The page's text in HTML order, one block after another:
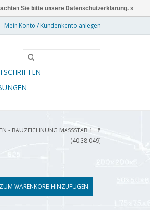
Mein Konto / Kundenkonto anlegen
- BAUZEICHNUNG MASSSTAB 1 : 8 (
40.38.049)
ZUM WARENKORB HINZUFÜGEN
Sie bitte unsere Datenschutzerklärung. »